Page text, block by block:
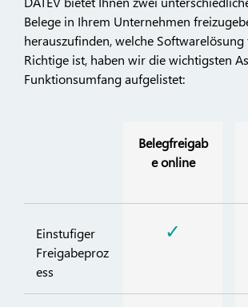
Belege in Ihrem Unternehmen
herauszufinden, welche Softwarelösung
Richtige ist, haben wir die wichtigsten
Funktionsumfang aufgelistet:
Belegfreigab
e online
Einstufiger
Freigabeproz
ess
✓